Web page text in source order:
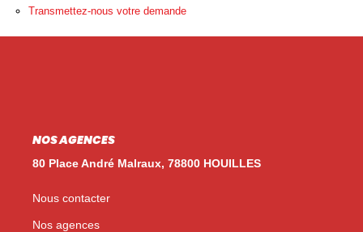
Nous Rejoindre
EN ES
Transmettez-nous votre demande
NOS AGENCES
80 Place André Malraux, 78800 HOUILLES
Nous contacter
Nos agences